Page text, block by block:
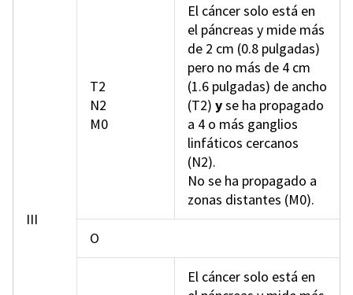
III
T2
N2
M0
El cáncer solo está en
el páncreas y mide más
de 2 cm (0.8 pulgadas)
pero no más de 4 cm
(1.6 pulgadas) de ancho
(T2) yse ha propagado
a 4 o más ganglios
linfáticos cercanos
(N2).
No se ha propagado a
zonas distantes (M0).
O
El cáncer solo está en